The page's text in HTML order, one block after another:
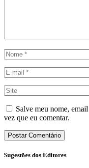
Salve meu nome,
vez que eu comentar.
Sugestões dos Editores